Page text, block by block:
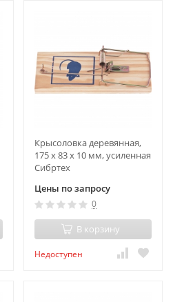
Крысоловка деревянная,
175 х 83 х 10 мм, усиленная
Сибртех
Цены по запросу
0
В корзину
Недоступен